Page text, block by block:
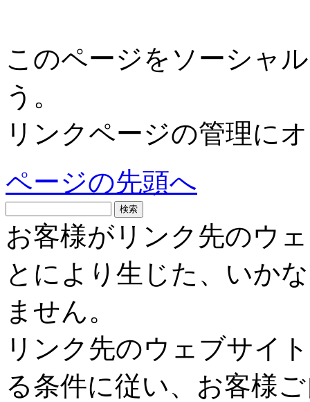
このページをソーシャ
う。
リンクページの管理に
ページの先頭へ
お客様がリンク先のウ
とにより生じた、いか
ません。
リンク先のウェブサイ
る条件に従い、お客様